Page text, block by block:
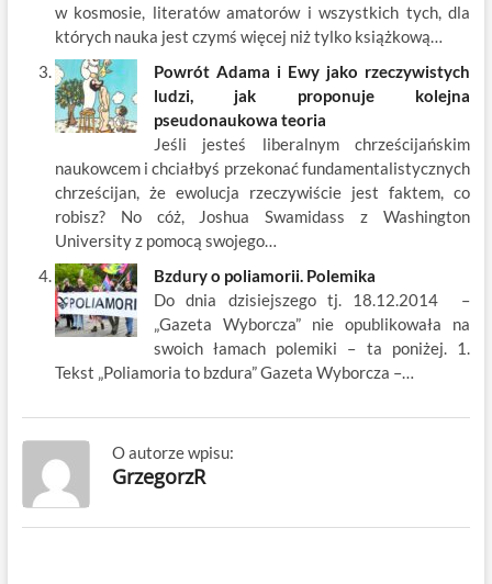
w kosmosie, literatów amatorów i wszystkich tych, dla
których nauka jest czymś więcej niż tylko książkową…
Powrót Adama i Ewy jako rzeczywistych
ludzi, jak proponuje kolejna
pseudonaukowa teoria
Jeśli jesteś liberalnym chrześcijańskim
naukowcem i chciałbyś przekonać fundamentalistycznych
chrześcijan, że ewolucja rzeczywiście jest faktem, co
robisz? No cóż, Joshua Swamidass z Washington
University z pomocą swojego…
Bzdury o poliamorii. Polemika
Do dnia dzisiejszego tj. 18.12.2014 –
„Gazeta Wyborcza” nie opublikowała na
swoich łamach polemiki – ta poniżej. 1.
Tekst „Poliamoria to bzdura” Gazeta Wyborcza –…
O autorze wpisu:
GrzegorzR